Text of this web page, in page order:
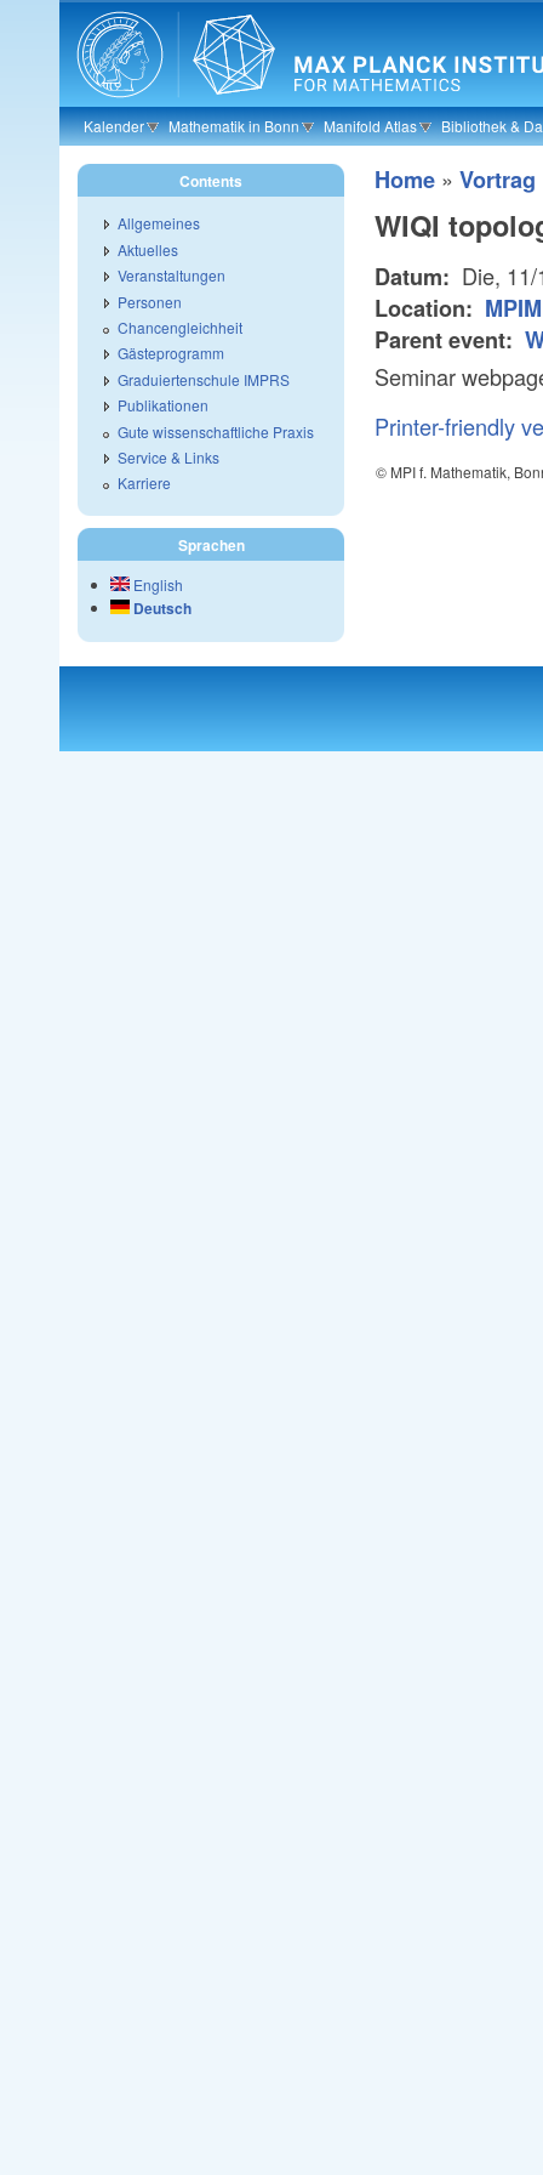
Skip to main content
Kalender Mathematik in Bonn Manifold Atlas Bibliothek &
Home » Vortrag
WIQI
Datum: Die,
Location:
Parent event:
Seminar
Printer-friendly
© MPI f. Mathematik,
Contents
Allgemeines
Aktuelles
Veranstaltungen
Personen
Chancengleichheit
Gästeprogramm
Graduiertenschule IMPRS
Publikationen
Gute wissenschaftliche Praxis
Service & Links
Karriere
Sprachen
English
Deutsch